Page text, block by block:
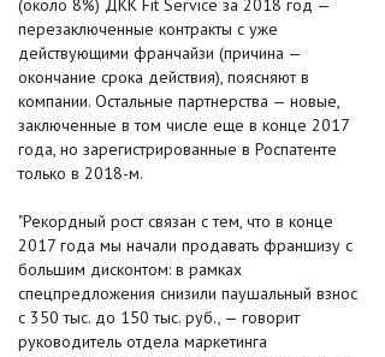
(около 8%) ДКК Fit Service за 2018 год —
перезаключенные контракты с уже
действующими франчайзи (причина —
окончание срока действия), поясняют в
компании. Остальные партнерства — новые,
заключенные в том числе еще в конце 2017
года, но зарегистрированные в Роспатенте
только в 2018-м.
"Рекордный рост связан с тем, что в конце
2017 года мы начали продавать франшизу с
большим дисконтом: в рамках
спецпредложения снизили паушальный взнос
с 350 тыс. до 150 тыс. руб., — говорит
руководитель отдела маркетинга